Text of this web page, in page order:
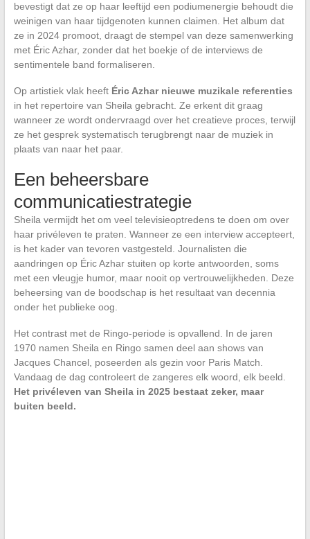
bevestigt dat ze op haar leeftijd een podiumenergie behoudt die
weinigen van haar tijdgenoten kunnen claimen. Het album dat
ze in 2024 promoot, draagt de stempel van deze samenwerking
met Éric Azhar, zonder dat het boekje of de interviews de
sentimentele band formaliseren.
Op artistiek vlak heeft Éric Azhar nieuwe muzikale referenties
in het repertoire van Sheila gebracht. Ze erkent dit graag
wanneer ze wordt ondervraagd over het creatieve proces, terwijl
ze het gesprek systematisch terugbrengt naar de muziek in
plaats van naar het paar.
Een beheersbare
communicatiestrategie
Sheila vermijdt het om veel televisieoptredens te doen om over
haar privéleven te praten. Wanneer ze een interview accepteert,
is het kader van tevoren vastgesteld. Journalisten die
aandringen op Éric Azhar stuiten op korte antwoorden, soms
met een vleugje humor, maar nooit op vertrouwelijkheden. Deze
beheersing van de boodschap is het resultaat van decennia
onder het publieke oog.
Het contrast met de Ringo-periode is opvallend. In de jaren
1970 namen Sheila en Ringo samen deel aan shows van
Jacques Chancel, poseerden als gezin voor Paris Match.
Vandaag de dag controleert de zangeres elk woord, elk beeld.
Het privéleven van Sheila in 2025 bestaat zeker, maar
buiten beeld.